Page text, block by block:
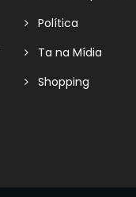
Política
Ta na Mídia
Shopping